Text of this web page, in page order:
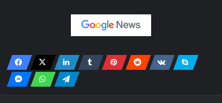
Como cultivar em Witchspire
Para cultivar em Witchspire você
desbloquear um terreno de jardim no lado
direito de seu Luminary, mas precisará atualizar
sua habilidade de Agricultura para poder